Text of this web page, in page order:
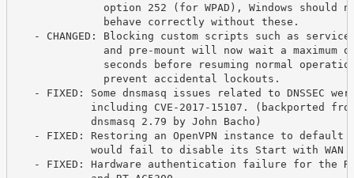
option 252 (for WPAD), Windows should
behave correctly without these.
- CHANGED: Blocking custom scripts such as
and pre-mount will now wait a maximum of
seconds before resuming normal
prevent accidental lockouts.
- FIXED: Some dnsmasq issues related to DNSSEC
including CVE-2017-15107. (backported
dnsmasq 2.79 by John Bacho)
- FIXED: Restoring an OpenVPN instance to default
would fail to disable its Start with WAN
- FIXED: Hardware authentication failure for the